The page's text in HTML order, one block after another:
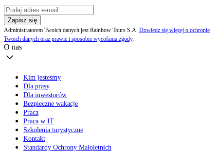
Zapisz się
Administratorem Twoich danych jest Rainbow Tours S.A. Dowiedz się więcej o ochronie
Twoich danych oraz prawie i sposobie wycofania zgody.
O nas
Kim jesteśmy
Dla prasy
Dla inwestorów
Bezpieczne wakacje
Praca
Praca w IT
Szkolenia turystyczne
Kontakt
Standardy Ochrony Małoletnich